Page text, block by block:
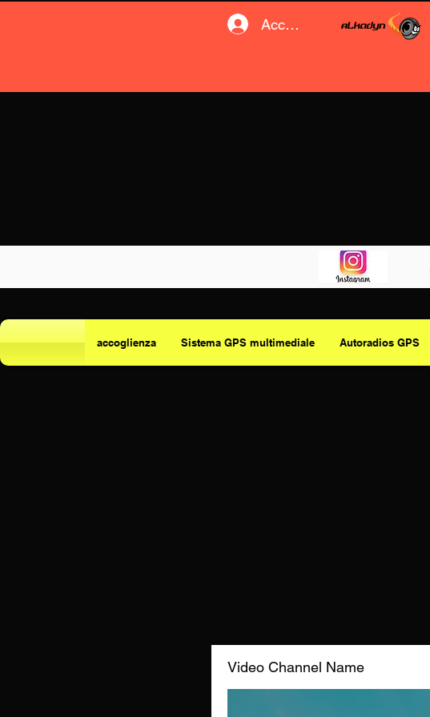
Accedi
accoglienza Sistema GPS multimediale Autoradios GPS
Video Channel Name